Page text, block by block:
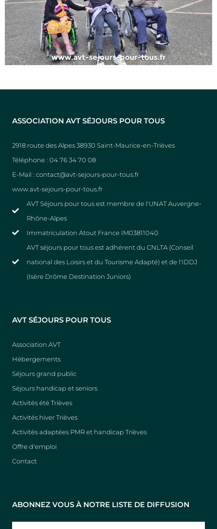
ASSOCIATION AVT SÉJOURS POUR TOUS
2918 route des Alpes 38930 Saint-Maurice-en-Trièves
Téléphone : 04 76 34 70 08
E-Mail : contact@avt-sejours-pour-tous.fr
www.avt-sejours-pour-tous.fr
AVT Séjours pour tous est membre de l'UNAT Auvergne-
Rhône-Alpes
Immatriculation Atout France IM03811040
AVT séjours pour tous est adhérent du CNLTA (Conseil
national des Loisirs et du Tourisme Adapté) et de l'IDDJ
(Isère Drôme Destination Juniors)
AVT SÉJOURS POUR TOUS
Association AVT
Hébergements
Séjours grand public
Séjours handicap et seniors
Activités été Trièves
Activités hiver Trièves
Activités adaptées PMR et handicap Trièves
Offre d'emploi
Contact
ABONNEZ VOUS À NOTRE LISTE DE DIFFUSION